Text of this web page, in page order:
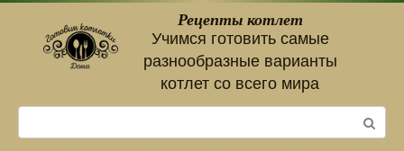
контенту
Рецепты котлет
Учимся готовить самые
разнообразные варианты
котлет со всего мира